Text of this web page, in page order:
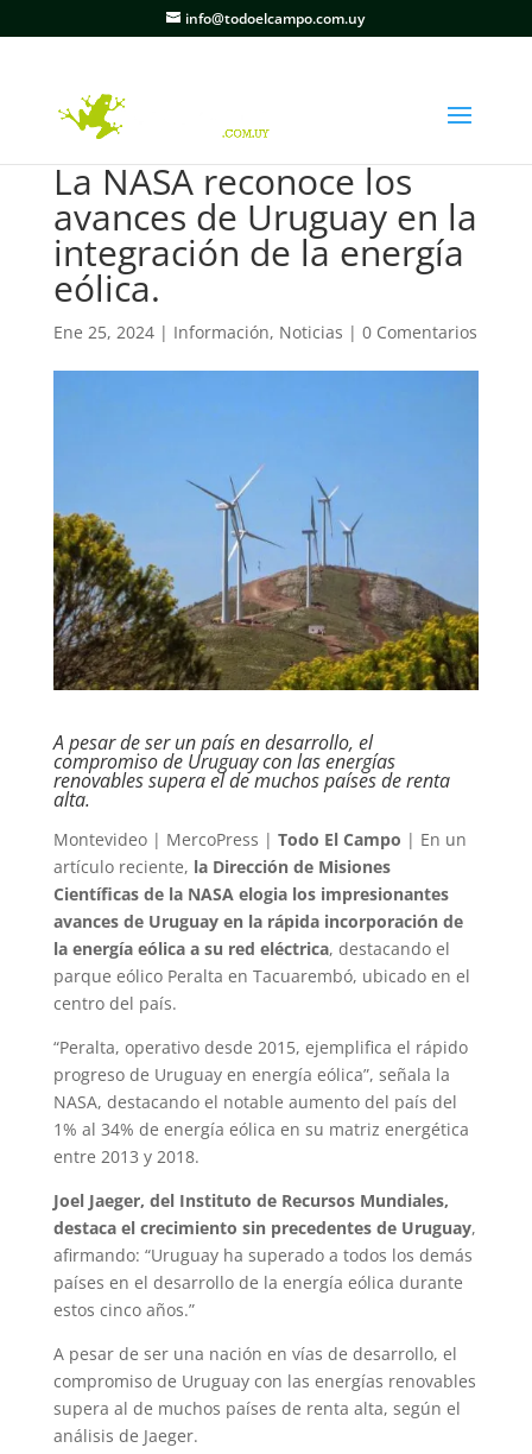
info@todoelcampo.com.uy
La NASA reconoce los
avances de Uruguay en la
integración de la energía
eólica.
Ene 25, 2024| Información, Noticias | 0 Comentarios
A pesar de ser un país en desarrollo, el
compromiso de Uruguay con las energías
renovables supera el de muchos países de renta
alta.
Montevideo | MercoPress | Todo El Campo | En un
artículo reciente, la Dirección de Misiones
Científicas de la NASA elogia los impresionantes
avances de Uruguay en la rápida incorporación de
la energía eólica a su red eléctrica, destacando el
parque eólico Peralta en Tacuarembó, ubicado en el
centro del país.
“Peralta, operativo desde 2015, ejemplifica el rápido
progreso de Uruguay en energía eólica”, señala la
NASA, destacando el notable aumento del país del
1% al 34% de energía eólica en su matriz energética
entre 2013 y 2018.
Joel Jaeger, del Instituto de Recursos Mundiales,
destaca el crecimiento sin precedentes de Uruguay,
afirmando: “Uruguay ha superado a todos los demás
países en el desarrollo de la energía eólica durante
estos cinco años.”
A pesar de ser una nación en vías de desarrollo, el
compromiso de Uruguay con las energías renovables
supera al de muchos países de renta alta, según el
análisis de Jaeger.